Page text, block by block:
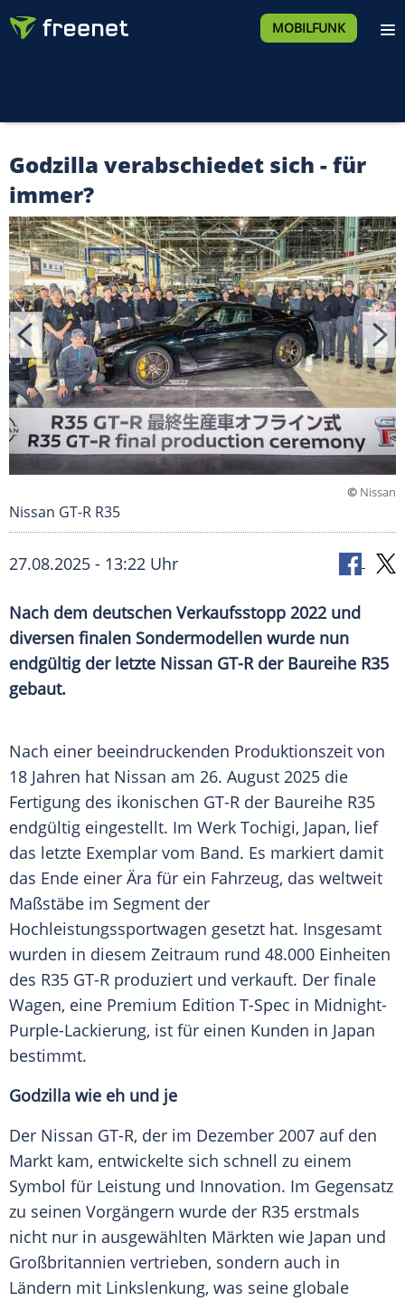
MOBILFUNK
Godzilla verabschiedet sich - für
immer?
© Nissan
Nissan GT-R R35
27.08.2025 - 13:22 Uhr
Nach dem deutschen Verkaufsstopp 2022 und
diversen finalen Sondermodellen wurde nun
endgültig der letzte Nissan GT-R der Baureihe R35
gebaut.
Nach einer beeindruckenden Produktionszeit von
18 Jahren hat Nissan am 26. August 2025 die
Fertigung des ikonischen GT-R der Baureihe R35
endgültig eingestellt. Im Werk Tochigi, Japan, lief
das letzte Exemplar vom Band. Es markiert damit
das Ende einer Ära für ein Fahrzeug, das weltweit
Maßstäbe im Segment der
Hochleistungssportwagen gesetzt hat. Insgesamt
wurden in diesem Zeitraum rund 48.000 Einheiten
des R35 GT-R produziert und verkauft. Der finale
Wagen, eine Premium Edition T-Spec in Midnight-
Purple-Lackierung, ist für einen Kunden in Japan
bestimmt.
Godzilla wie eh und je
Der Nissan GT-R, der im Dezember 2007 auf den
Markt kam, entwickelte sich schnell zu einem
Symbol für Leistung und Innovation. Im Gegensatz
zu seinen Vorgängern wurde der R35 erstmals
nicht nur in ausgewählten Märkten wie Japan und
Großbritannien vertrieben, sondern auch in
Ländern mit Linkslenkung, was seine globale